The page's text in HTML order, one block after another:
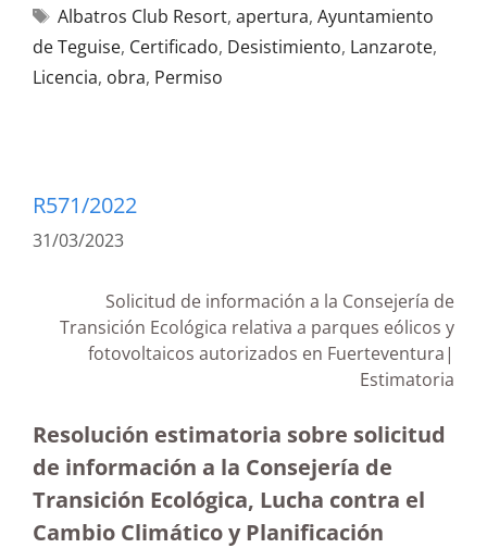
Albatros Club Resort, apertura, Ayuntamiento
de Teguise, Certificado, Desistimiento, Lanzarote,
Licencia, obra, Permiso
R571/2022
31/03/2023
Solicitud de información a la Consejería de
Transición Ecológica relativa a parques eólicos y
fotovoltaicos autorizados en Fuerteventura|
Estimatoria
Resolución estimatoria sobre solicitud
de información a la Consejería de
Transición Ecológica, Lucha contra el
Cambio Climático y Planificación